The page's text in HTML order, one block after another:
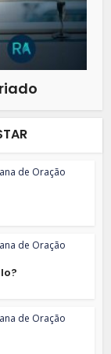
de Oração
de Oração
de Oração